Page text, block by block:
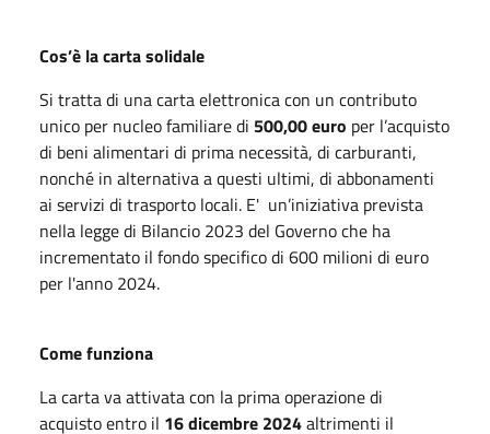
Cos’è la carta solidale
Si tratta di una carta elettronica con un contributo
unico per nucleo familiare di 500,00 euro per l’acquisto
di beni alimentari di prima necessità, di carburanti,
nonché in alternativa a questi ultimi, di abbonamenti
ai servizi di trasporto locali. E' un’iniziativa prevista
nella legge di Bilancio 2023 del Governo che ha
incrementato il fondo specifico di 600 milioni di euro
per l'anno 2024.
Come funziona
La carta va attivata con la prima operazione di
acquisto entro il 16 dicembre 2024altrimenti il